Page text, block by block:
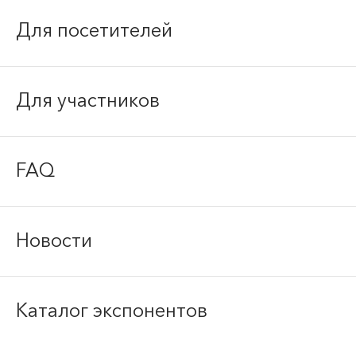
Для посетителей
Для участников
FAQ
Новости
Каталог экспонентов